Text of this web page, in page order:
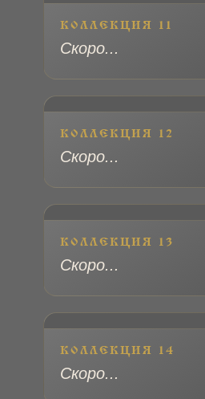
КОЛЛЕКЦИЯ 11
Скоро...
КОЛЛЕКЦИЯ 12
Скоро...
КОЛЛЕКЦИЯ 13
Скоро...
КОЛЛЕКЦИЯ 14
Скоро...